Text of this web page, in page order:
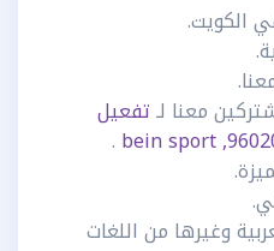
الكويت.
معنا لـتفعيل
.
وغيرها من اللغات